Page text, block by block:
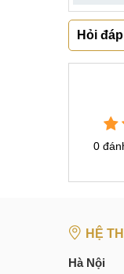
Hỏi
0
HỆ
Hà Nội